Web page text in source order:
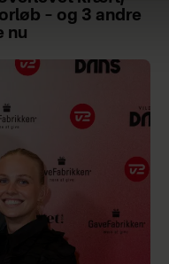
– og 3 andre
nu